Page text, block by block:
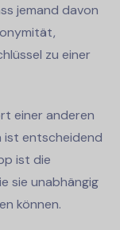
jemand davon
zu einer
einer anderen
ist entscheidend
ist die
sie unabhängig
können.